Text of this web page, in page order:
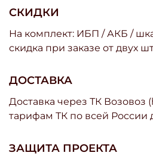
СКИДКИ
На комплект: ИБП / АКБ /
скидка при заказе от двух
ДОСТАВКА
Доставка через ТК Возовоз
тарифам ТК по всей России
ЗАЩИТА ПРОЕКТА